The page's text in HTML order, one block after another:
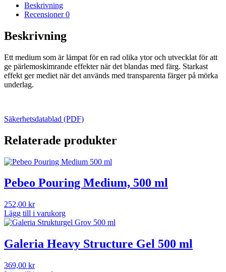
Beskrivning
Recensioner0
Beskrivning
Ett medium som är lämpat för en rad olika ytor och utvecklat för att
ge pärlemoskimrande effekter när det blandas med färg. Starkast
effekt ger mediet när det används med transparenta färger på mörka
underlag.
Säkerhetsdatablad (PDF)
Relaterade produkter
Pebeo Pouring Medium, 500 ml
252,00 kr
Lägg till i varukorg
Galeria Heavy Structure Gel 500 ml
369,00 kr